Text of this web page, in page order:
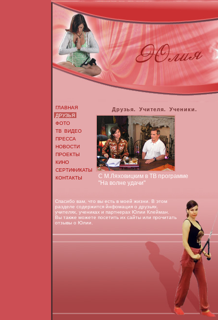
ГЛАВНАЯ
ДРУЗЬЯ
ФОТО
ТВ ВИДЕО
ПРЕССА
НОВОСТИ
ПРОЕКТЫ
КИНО
СЕРТИФИКАТЫ
КОНТАКТЫ
Друзья. Учителя. Ученики.
С М.Ляховицким в ТВ программе
"На волне удачи"
Спасибо вам, что вы есть в моей жизни. В этом
разделе содержится йнфомация о друзьях.
учителях, учениках и партнерах Юлии Клейман.
Вы также можете посетить их сайты или прочитать
отзывы о Юлии.